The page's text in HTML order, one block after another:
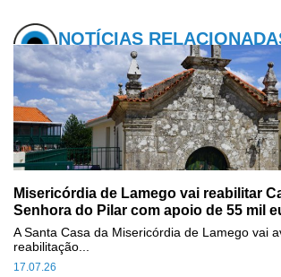
NOTÍCIAS
Misericórdia de Lamego vai reabilitar
Senhora do Pilar com apoio de 55 mil
17.07.26
A Santa Casa da Misericórdia de Lamego vai
reabilitação...